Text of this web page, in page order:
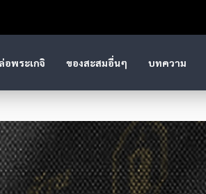
อพระเกจิ ของสะสมอื่นๆ บทความ